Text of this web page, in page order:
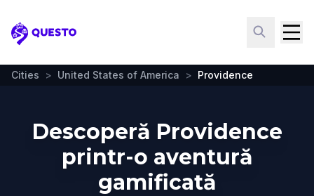
Questo
Cities > United States of America > Providence
Descoperă Providence
printr-o aventură
gamificată